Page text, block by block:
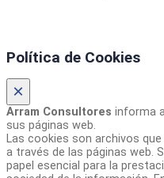
Política de Cookies
×
Arram Consultores informa
sus páginas web.
Las cookies son archivos
a través de las páginas web.
papel esencial para la